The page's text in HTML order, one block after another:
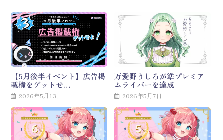
【5月後半イベント】広告掲
載権をゲットせ…
2026年5月13日
万愛野うしろが準プレミア
ムライバーを達成
2026年5月7日